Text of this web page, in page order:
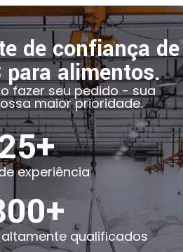
de confiança de
para alimentos.
fazer seu pedido - sua
maior prioridade.
experiência
qualificados